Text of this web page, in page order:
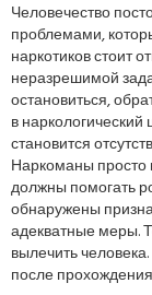
Человечество
проблемами,
наркотиков стоит
неразрешимой
остановиться,
в
становится
Наркоманы просто
должны помогать
обнаружены
адекватные меры.
вылечить
после